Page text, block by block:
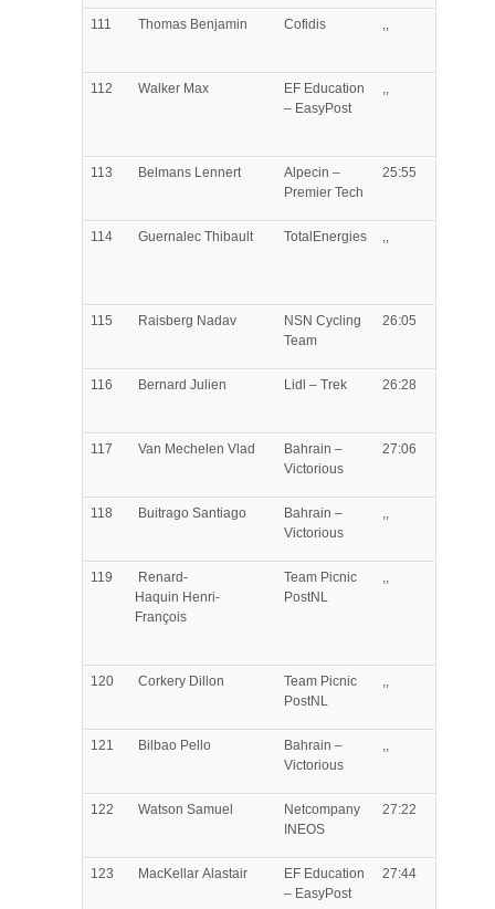
111 Thomas Benjamin Cofidis ,,
112 Walker Max
EF Education
– EasyPost
,,
113 Belmans Lennert
Alpecin –
Premier Tech
25:55
114 Guernalec Thibault TotalEnergies ,,
115 Raisberg Nadav
NSN Cycling
Team
26:05
116 Bernard Julien Lidl – Trek 26:28
117 Van Mechelen Vlad
Bahrain –
Victorious
27:06
118 Buitrago Santiago
Bahrain –
Victorious
,,
119
Renard-
Haquin Henri-
François
Team Picnic
PostNL
,,
120 Corkery Dillon
Team Picnic
PostNL
,,
121 Bilbao Pello
Bahrain –
Victorious
,,
122 Watson Samuel
Netcompany
INEOS
27:22
123 MacKellar Alastair
EF Education
– EasyPost
27:44